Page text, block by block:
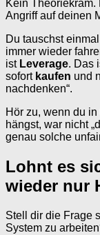
Kein Theoriekram.
Angriff auf deinen
Du tauschst
immer wieder
ist Leverage. Das
sofort kaufen und
nachdenken“.
Hör zu, wenn du
hängst, war nicht
genau solche
Lohnt es
wieder nur
Stell dir die Frage
System zu